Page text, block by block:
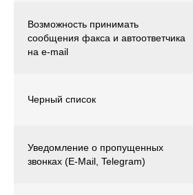
Возможность принимать
сообщения факса и автоответчика
на e-mail
Черный список
Уведомление о пропущенных
звонках (E-Mail, Telegram)